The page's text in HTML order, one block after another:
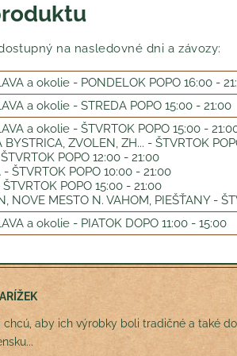
na nasledovné dni a závozy:
a okolie - PONDELOK POPO 16:00 -
a okolie - STREDA POPO 15:00 - 21:00
a okolie - ŠTVRTOK POPO 15:00 -
BYSTRICA, ZVOLEN, ZH... - ŠTVRTOK
POPO 12:00 - 21:00
- ŠTVRTOK POPO 10:00 - 21:00
POPO 15:00 - 21:00
NOVE MESTO N. VAHOM, PIEŠŤANY -
a okolie - PIATOK DOPO 11:00 - 15:00
chcú, aby ich výrobky boli tradičné a také